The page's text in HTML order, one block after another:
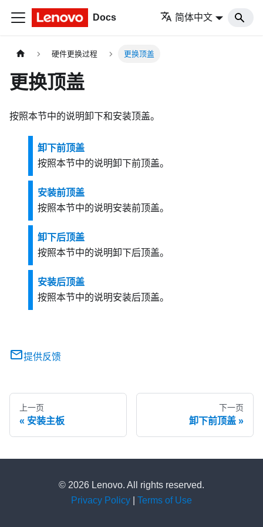
Docs 简体中文
硬件更换过程 更换顶盖
更换顶盖
按照本节中的说明卸下和安装顶盖。
卸下前顶盖
按照本节中的说明卸下前顶盖。
安装前顶盖
按照本节中的说明安装前顶盖。
卸下后顶盖
按照本节中的说明卸下后顶盖。
安装后顶盖
按照本节中的说明安装后顶盖。
提供反馈
上一页
安装主板
下一页
卸下前顶盖
© 2026 Lenovo. All rights reserved.
Privacy Policy
Terms of Use